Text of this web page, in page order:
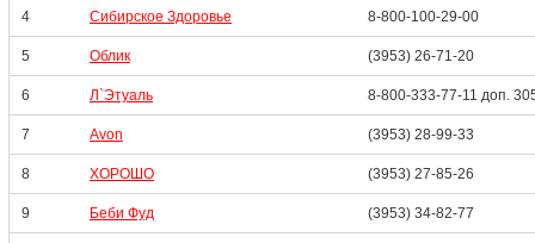
4 Сибирское Здоровье 8-800-100-29-00
5 Облик (3953) 26-71-20
6 Л`Этуаль 8-800-333-77-11 доп.
7 Avon (3953) 28-99-33
8 ХОРОШО (3953) 27-85-26
9 Беби Фуд (3953) 34-82-77